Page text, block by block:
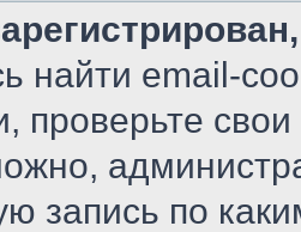
найти email-
проверьте
запись по